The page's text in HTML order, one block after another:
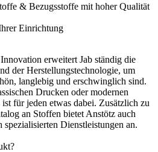
& Bezugsstoffe mit hoher Qualität
Einrichtung
erweitert Jab ständig die
der Herstellungstechnologie, um
langlebig und erschwinglich sind.
Drucken oder modernen
für jeden etwas dabei. Zusätzlich zu
an Stoffen bietet Anstötz auch
Dienstleistungen an.